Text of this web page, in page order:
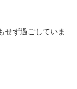
せず過ごしていま